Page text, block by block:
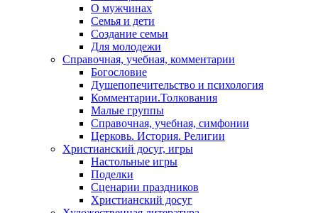
О мужчинах
Семья и дети
Создание семьи
Для молодежи
Справочная, учебная, комментарии
Богословие
Душепопечительство и психология
Комментарии.Толкования
Малые группы
Справочная, учебная, симфонии
Церковь. История. Религии
Христианский досуг, игры
Настольные игры
Поделки
Сценарии праздников
Христианский досуг